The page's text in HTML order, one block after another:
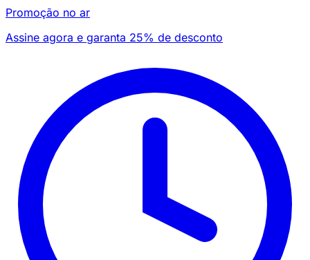
Promoção no ar
Assine agora e garanta 25% de desconto